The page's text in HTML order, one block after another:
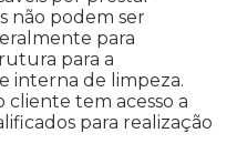
não podem ser
para
para a
interna de limpeza.
cliente tem acesso a
para realização